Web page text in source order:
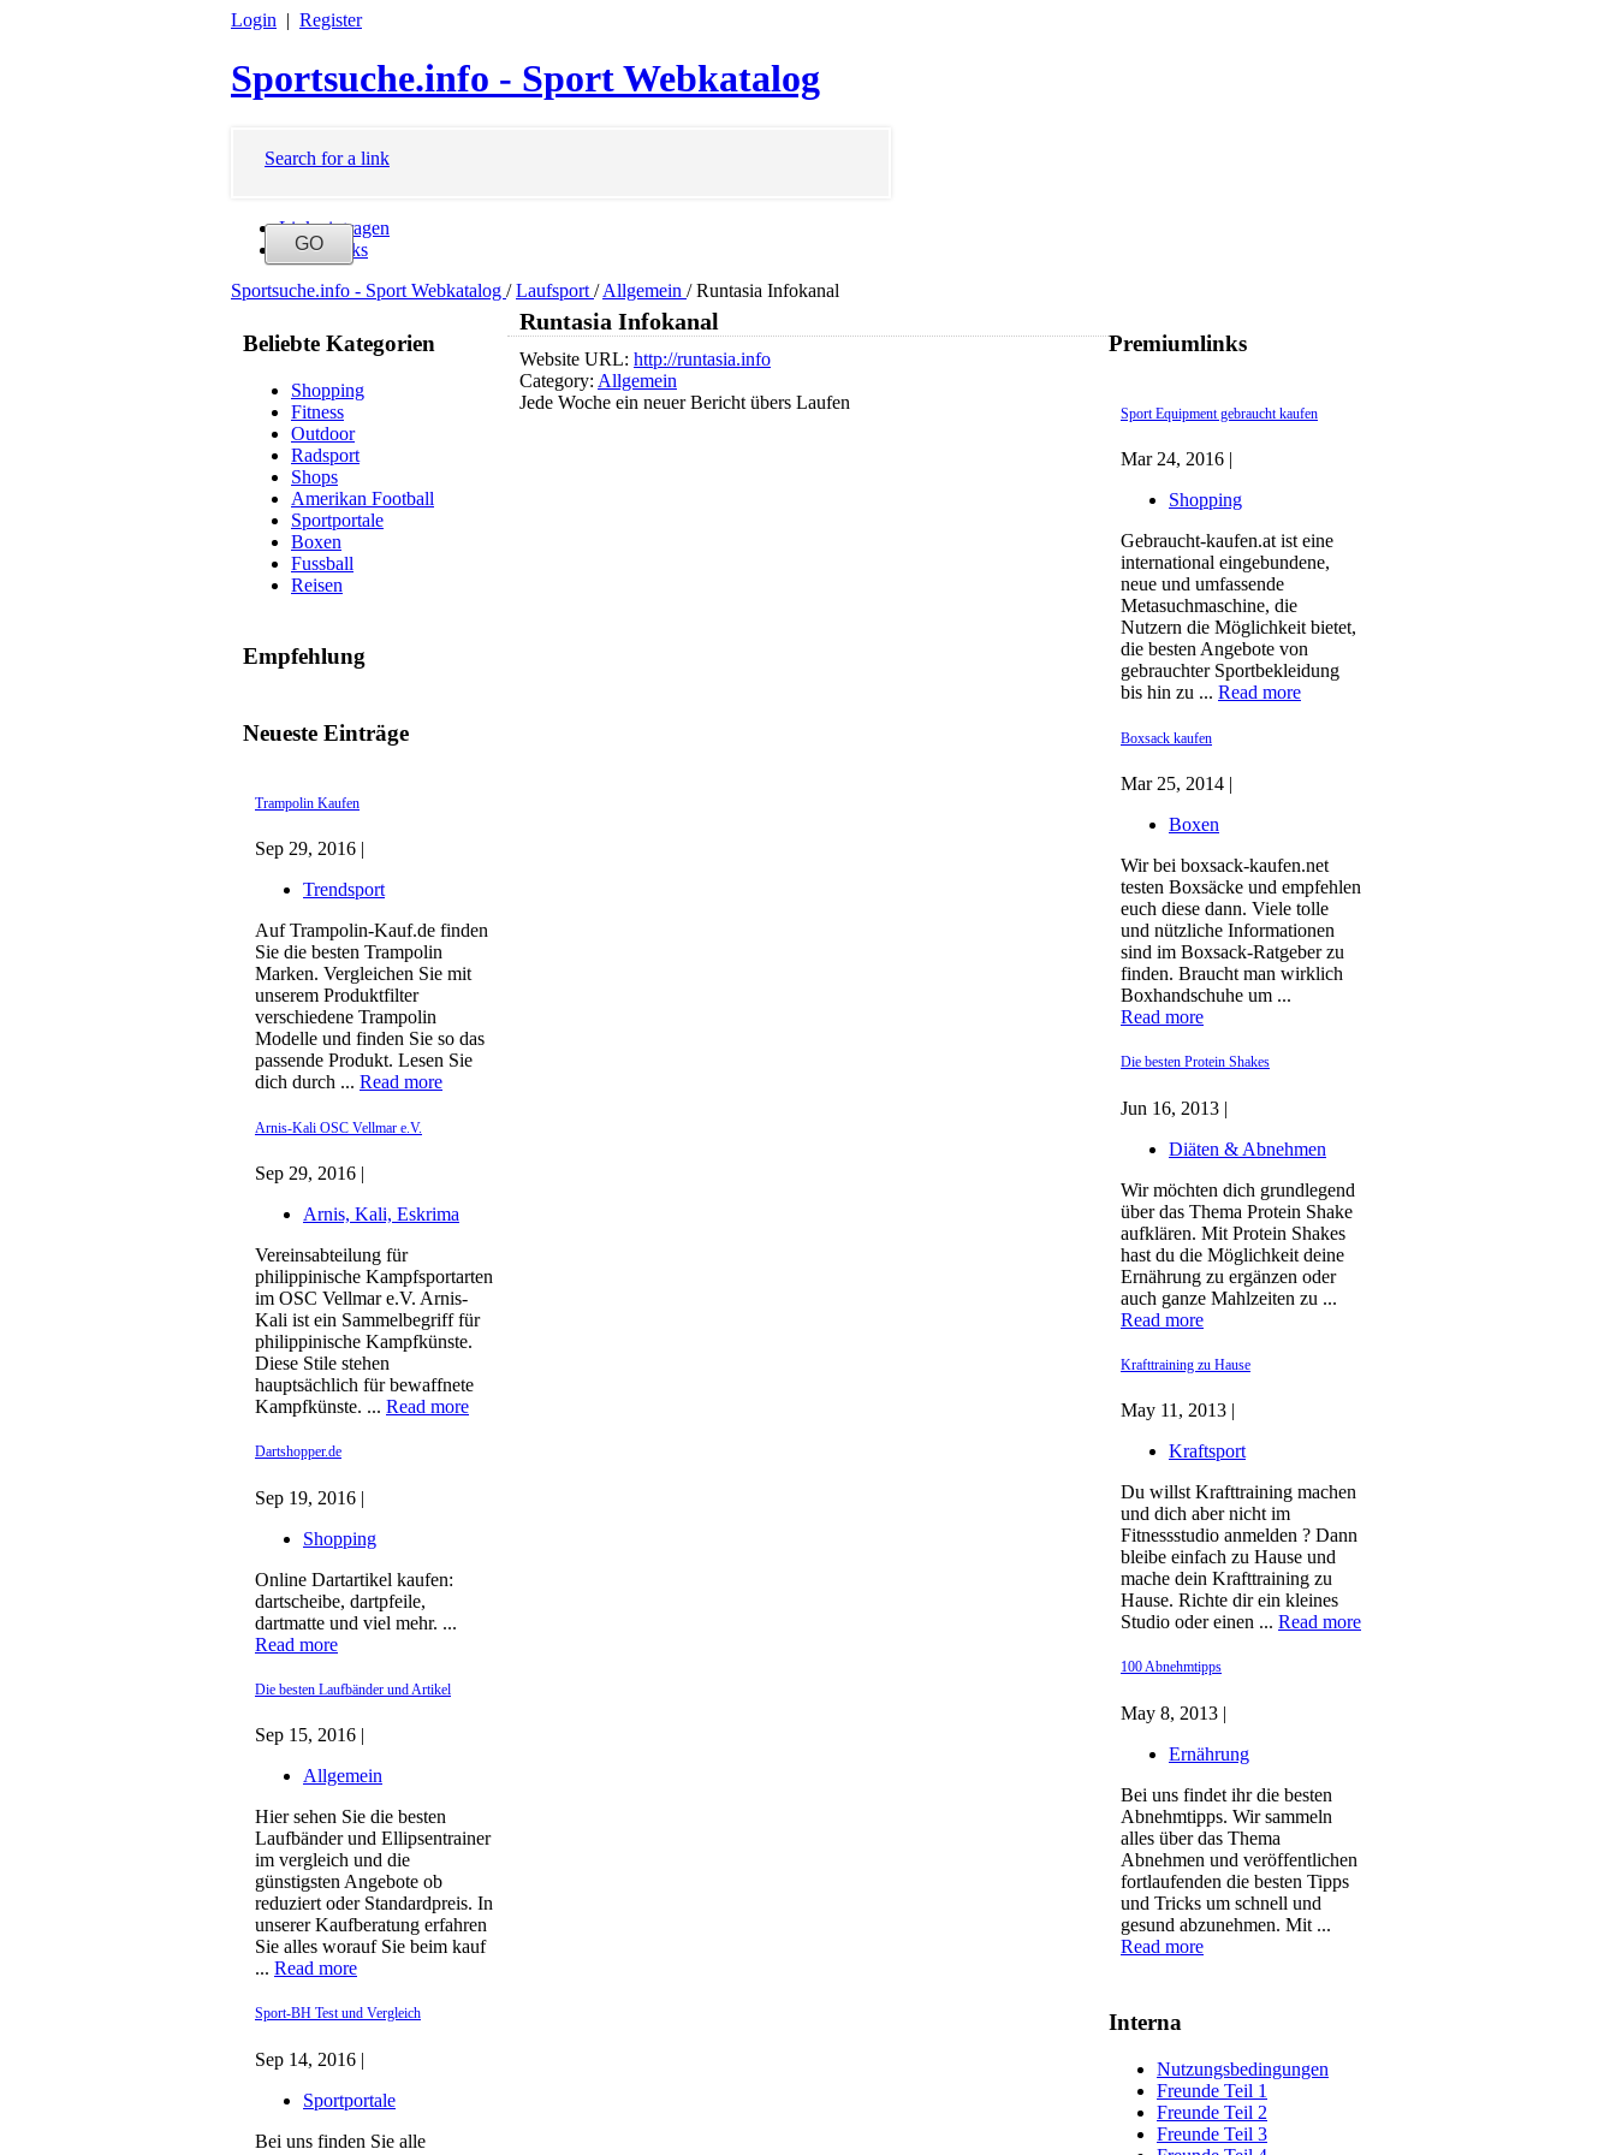
Login | Register
Sportsuche.info - Sport Webkatalog
Search for a link
Link eintragen
Neue Links
Sportsuche.info - Sport Webkatalog / Laufsport/Allgemein / Runtasia Infokanal
Beliebte Kategorien
Shopping
Fitness
Outdoor
Radsport
Shops
Amerikan Football
Sportportale
Boxen
Fussball
Reisen
Empfehlung
Neueste Einträge
Trampolin Kaufen
Sep 29, 2016 |
Trendsport
Auf Trampolin-Kauf.de finden
Sie die besten Trampolin
Marken. Vergleichen Sie mit
unserem Produktfilter
verschiedene Trampolin
Modelle und finden Sie so das
passende Produkt. Lesen Sie
dich durch ... Read more
Arnis-Kali OSC Vellmar e.V.
Sep 29, 2016 |
Arnis, Kali, Eskrima
Vereinsabteilung für
philippinische Kampfsportarten
im OSC Vellmar e.V. Arnis-
Kali ist ein Sammelbegriff für
philippinische Kampfkünste.
Diese Stile stehen
hauptsächlich für bewaffnete
Kampfkünste. ... Read more
Dartshopper.de
Sep 19, 2016 |
Shopping
Online Dartartikel kaufen:
dartscheibe, dartpfeile,
dartmatte und viel mehr. ...
Read more
Die besten Laufbänder und Artikel
Sep 15, 2016 |
Allgemein
Hier sehen Sie die besten
Laufbänder und Ellipsentrainer
im vergleich und die
günstigsten Angebote ob
reduziert oder Standardpreis. In
unserer Kaufberatung erfahren
Sie alles worauf Sie beim kauf
... Read more
Sport-BH Test und Vergleich
Sep 14, 2016 |
Sportportale
Bei uns finden Sie alle
Premiumlinks
Sport Equipment gebraucht kaufen
Mar 24, 2016 |
Shopping
Gebraucht-kaufen.at ist eine
international eingebundene,
neue und umfassende
Metasuchmaschine, die
Nutzern die Möglichkeit bietet,
die besten Angebote von
gebrauchter Sportbekleidung
bis hin zu ... Read more
Boxsack kaufen
Mar 25, 2014 |
Boxen
Wir bei boxsack-kaufen.net
testen Boxsäcke und empfehlen
euch diese dann. Viele tolle
und nützliche Informationen
sind im Boxsack-Ratgeber zu
finden. Braucht man wirklich
Boxhandschuhe um ...
Read more
Die besten Protein Shakes
Jun 16, 2013 |
Diäten & Abnehmen
Wir möchten dich grundlegend
über das Thema Protein Shake
aufklären. Mit Protein Shakes
hast du die Möglichkeit deine
Ernährung zu ergänzen oder
auch ganze Mahlzeiten zu ...
Read more
Krafttraining zu Hause
May 11, 2013 |
Kraftsport
Du willst Krafttraining machen
und dich aber nicht im
Fitnessstudio anmelden ? Dann
bleibe einfach zu Hause und
mache dein Krafttraining zu
Hause. Richte dir ein kleines
Studio oder einen ... Read more
100 Abnehmtipps
May 8, 2013 |
Ernährung
Bei uns findet ihr die besten
Abnehmtipps. Wir sammeln
alles über das Thema
Abnehmen und veröffentlichen
fortlaufenden die besten Tipps
und Tricks um schnell und
gesund abzunehmen. Mit ...
Read more
Interna
Nutzungsbedingungen
Freunde Teil 1
Freunde Teil 2
Freunde Teil 3
Runtasia Infokanal
Website URL: http://runtasia.info
Category: Allgemein
Jede Woche ein neuer Bericht übers Laufen